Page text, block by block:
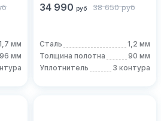
мм
96 мм
34 990 руб 38 650 руб
Сталь
1,2 мм
Толщина полотна
90 мм
Уплотнитель
3 контура